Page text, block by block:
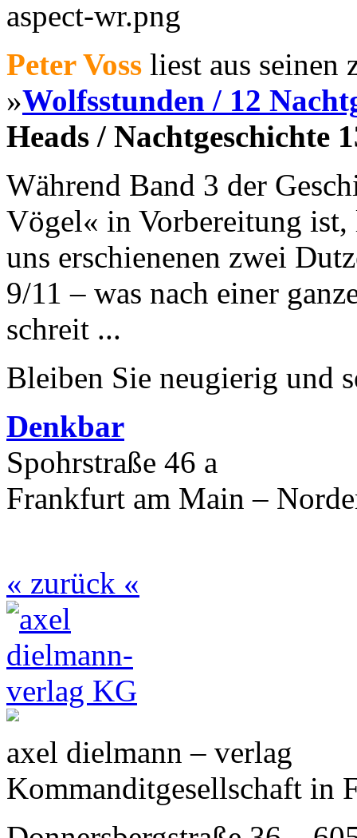
Peter Voss liest aus seinen
»Wolfsstunden / 12
Heads / Nachtgeschichte
Während Band 3 der
Vögel« in Vorbereitung ist,
uns erschienenen zwei
9/11 – was nach einer
schreit ...
Bleiben Sie neugierig und
Denkbar
Spohrstraße 46 a
Frankfurt am Main –
« zurück «
axel dielmann – verlag
Kommanditgesellschaft in